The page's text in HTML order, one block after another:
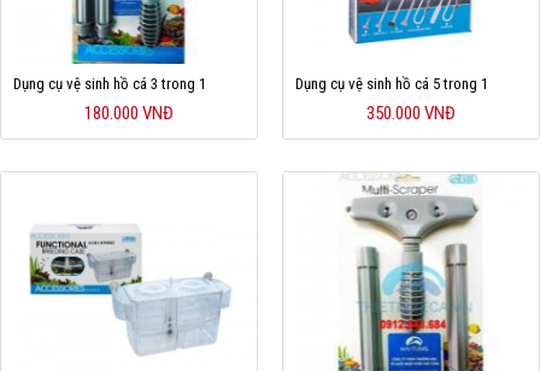
Dụng cụ vệ sinh hồ cá 3 trong 1
180.000 VNĐ
Dụng cụ vệ sinh hồ cá 5 trong 1
350.000 VNĐ